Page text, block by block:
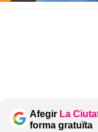
Afegir La
forma gratuïta